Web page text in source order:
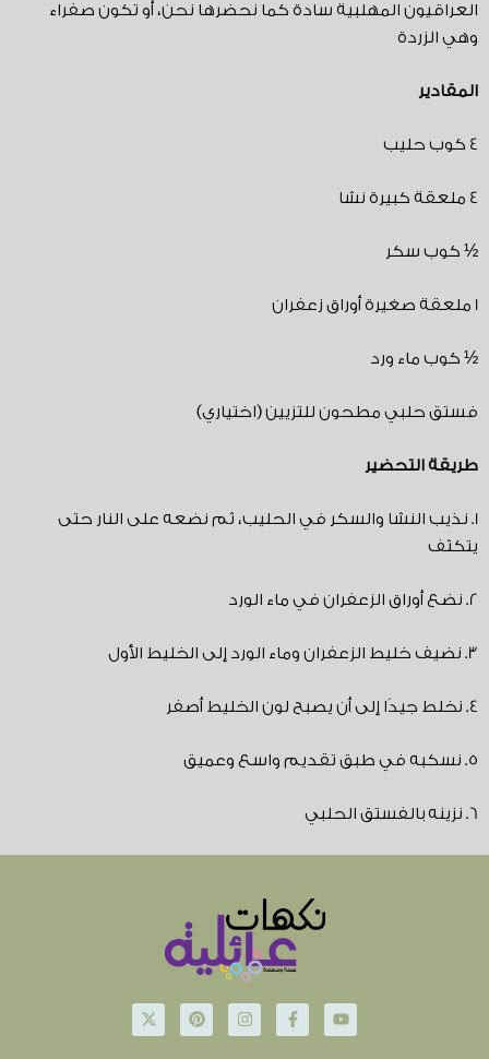
العراقيون المهلبية سادة كما نحضرها نحن، أو تكون صفراء
وهي الزردة
المقادير
4 كوب حليب
4 ملعقة كبيرة نشا
½ كوب سكر
1 ملعقة صغيرة أوراق زعفران
½ كوب ماء ورد
فستق حلبي مطحون للتزيين(اختياري)
طريقةالتحضير
1. نذيب النشا والسكر في الحليب، ثم نضعه على النار حتى
يتكثف
2. نضع أوراق الزعفران في ماء الورد
3. نضيف خليط الزعفران وماء الورد إلى الخليط الأول
4. نخلط جيدًا إلى أن يصبح لون الخليط أصفر
5. نسكبه في طبق تقديم واسع وعميق
6. نزينه بالفستق الحلبي